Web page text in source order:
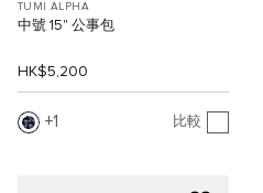
TUMI ALPHA
中號 15" 公事包
HK$5,200
1 比較